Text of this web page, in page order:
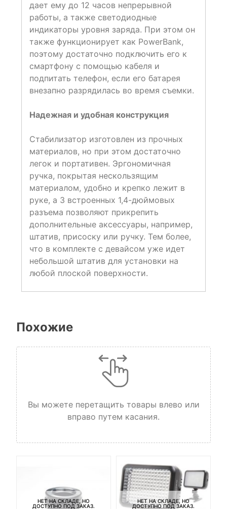
дает ему до 12 часов непрерывной
работы, а также светодиодные
индикаторы уровня заряда. При этом он
также функционирует как PowerBank,
поэтому достаточно подключить его к
смартфону с помощью кабеля и
подпитать телефон, если его батарея
внезапно разрядилась во время съемки.
Надежная и удобная конструкция
Стабилизатор изготовлен из прочных
материалов, но при этом достаточно
легок и портативен. Эргономичная
ручка, покрытая нескользящим
материалом, удобно и крепко лежит в
руке, а 3 встроенных 1,4-дюймовых
разъема позволяют прикрепить
дополнительные аксессуары, например,
штатив, присоску или ручку. Тем более,
что в комплекте с девайсом уже идет
небольшой штатив для установки на
любой плоской поверхности.
Похожие
Вы можете перетащить товары влево или
вправо путем касания.
НЕТ НА СКЛАДЕ, НО
ДОСТУПНО ПОД ЗАКАЗ.
НЕТ НА СКЛАДЕ, НО
ДОСТУПНО ПОД ЗАКАЗ.